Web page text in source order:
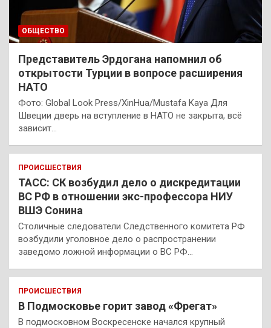
ОБЩЕСТВО
Представитель Эрдогана напомнил об
открытости Турции в вопросе расширения
НАТО
Фото: Global Look Press/XinHua/Mustafa Kaya Для
Швеции дверь на вступление в НАТО не закрыта, всё
зависит…
ПРОИСШЕСТВИЯ
ТАСС: СК возбудил дело о дискредитации
ВС РФ в отношении экс-профессора НИУ
ВШЭ Сонина
Столичные следователи Следственного комитета РФ
возбудили уголовное дело о распространении
заведомо ложной информации о ВС РФ…
ПРОИСШЕСТВИЯ
В Подмосковье горит завод «Фрегат»
В подмосковном Воскресенске начался крупный